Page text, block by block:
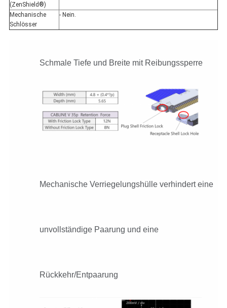
(ZenShield®)
Mechanische
Schlösser
- Nein.
Schmale Tiefe und Breite mit Reibungssperre
Mechanische Verriegelungshülle verhindert eine
unvollständige Paarung und eine
Rückkehr/Entpaarung